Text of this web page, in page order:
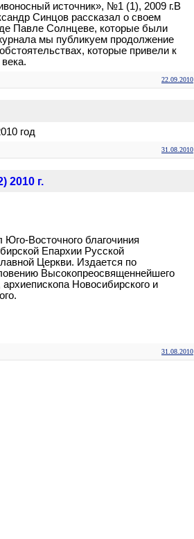
источник», №1 (1), 2009 г.В
Синцов рассказал о своем
Павле Солнцеве, которые были
мы публикуем продолжение
которые привели к
22.09.2010
год
31.08.2010
г.
Восточного благочиния
Епархии Русской
Церкви. Издается по
Высокопреосвященнейшего
архиепископа Новосибирского и
31.08.2010